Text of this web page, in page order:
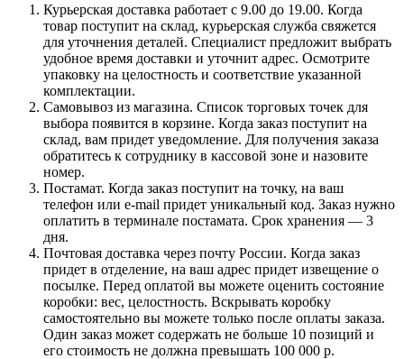
Курьерская доставка работает с 9.00 до 19.00. Когда
товар поступит на склад, курьерская служба свяжется
для уточнения деталей. Специалист предложит выбрать
удобное время доставки и уточнит адрес. Осмотрите
упаковку на целостность и соответствие указанной
комплектации.
Самовывоз из магазина. Список торговых точек для
выбора появится в корзине. Когда заказ поступит на
склад, вам придет уведомление. Для получения заказа
обратитесь к сотруднику в кассовой зоне и назовите
номер.
Постамат. Когда заказ поступит на точку, на ваш
телефон или e-mail придет уникальный код. Заказ нужно
оплатить в терминале постамата. Срок хранения — 3
дня.
Почтовая доставка через почту России. Когда заказ
придет в отделение, на ваш адрес придет извещение о
посылке. Перед оплатой вы можете оценить состояние
коробки: вес, целостность. Вскрывать коробку
самостоятельно вы можете только после оплаты заказа.
Один заказ может содержать не больше 10 позиций и
его стоимость не должна превышать 100 000 р.